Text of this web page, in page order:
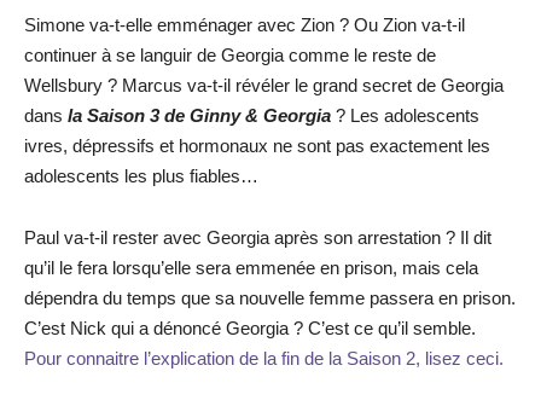
Simone va-t-elle emménager avec Zion ? Ou Zion va-t-il
continuer à se languir de Georgia comme le reste de
Wellsbury ? Marcus va-t-il révéler le grand secret de Georgia
dans la Saison 3 de Ginny & Georgia ? Les adolescents
ivres, dépressifs et hormonaux ne sont pas exactement les
adolescents les plus fiables…
Paul va-t-il rester avec Georgia après son arrestation ? Il dit
qu’il le fera lorsqu’elle sera emmenée en prison, mais cela
dépendra du temps que sa nouvelle femme passera en prison.
C’est Nick qui a dénoncé Georgia ? C’est ce qu’il semble.
Pour connaitre l’explication de la fin de la Saison 2, lisez ceci.